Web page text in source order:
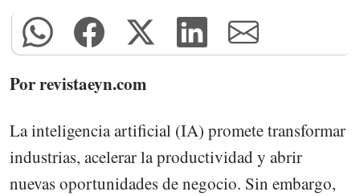
Por revistaeyn.com
La inteligencia artificial (IA) promete transformar
industrias, acelerar la productividad y abrir
nuevas oportunidades de negocio. Sin embargo,